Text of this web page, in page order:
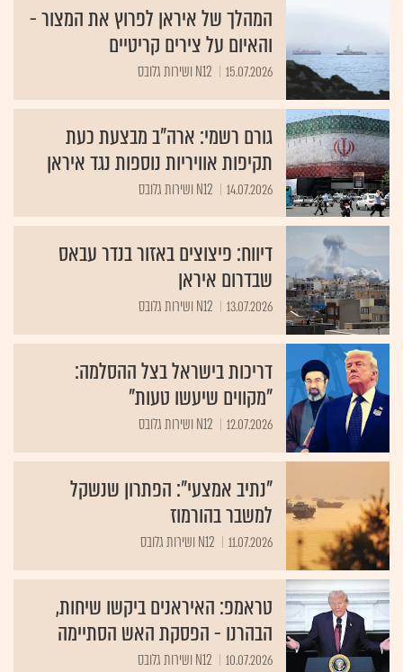
המהלך של איראן לפרוץ את המצור -
והאיום על צירים קריטיים
15.07.2026 N12 ושירות גלובס
גורם רשמי: ארה"ב מבצעת כעת
תקיפות אוויריות נוספות נגד איראן
14.07.2026 N12 ושירות גלובס
דיווח: פיצוצים באזור בנדר עבאס
שבדרום איראן
13.07.2026 N12 ושירות גלובס
דריכות בישראל בצל ההסלמה:
"מקווים שיעשו טעות"
12.07.2026 N12 ושירות גלובס
"נתיב אמצעי": הפתרון שנשקל
למשבר בהורמוז
11.07.2026 N12 ושירות גלובס
טראמפ: האיראנים ביקשו שיחות,
הבהרנו - הפסקת האש הסתיימה
10.07.2026 N12 ושירות גלובס